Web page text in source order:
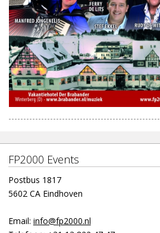
FP2000 Events
Postbus 1817
5602 CA Eindhoven
Email: info@fp2000.nl